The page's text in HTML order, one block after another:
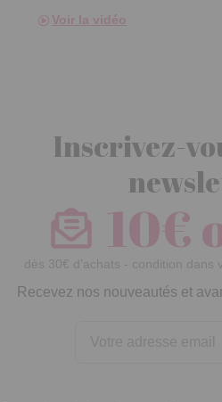
Voir la vidéo
Inscrivez-
10€
dès 30€ d’achats - condition dans
Recevez nos nouveautés et